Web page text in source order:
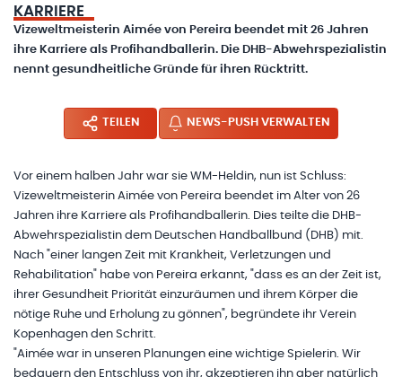
KARRIERE
Vizeweltmeisterin Aimée von Pereira beendet mit 26 Jahren
ihre Karriere als Profihandballerin. Die DHB-Abwehrspezialistin
nennt gesundheitliche Gründe für ihren Rücktritt.
TEILEN NEWS-PUSH VERWALTEN
Vor einem halben Jahr war sie WM-Heldin, nun ist Schluss:
Vizeweltmeisterin Aimée von Pereira beendet im Alter von 26
Jahren ihre Karriere als Profihandballerin. Dies teilte die DHB-
Abwehrspezialistin dem Deutschen Handballbund (DHB) mit.
Nach "einer langen Zeit mit Krankheit, Verletzungen und
Rehabilitation" habe von Pereira erkannt, "dass es an der Zeit ist,
ihrer Gesundheit Priorität einzuräumen und ihrem Körper die
nötige Ruhe und Erholung zu gönnen", begründete ihr Verein
Kopenhagen den Schritt.
"Aimée war in unseren Planungen eine wichtige Spielerin. Wir
bedauern den Entschluss von ihr, akzeptieren ihn aber natürlich